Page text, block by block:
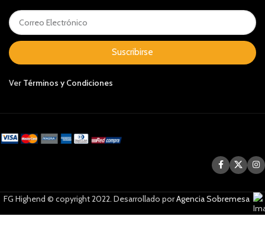
Suscribirse
Ver Términos y Condiciones
FG Highend © copyright 2022. Desarrollado porAgencia Sobremesa